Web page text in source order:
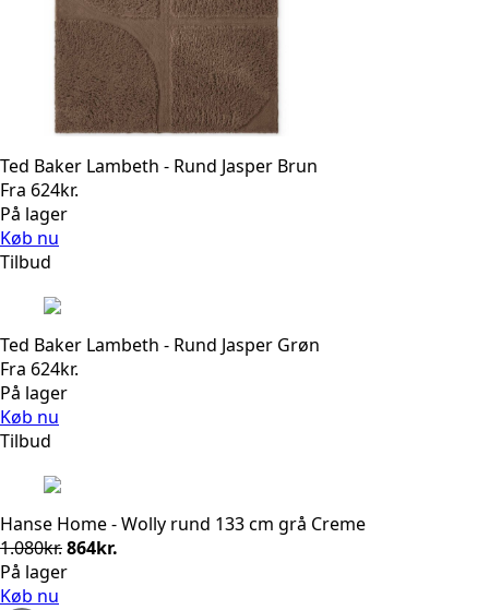
Ted Baker Lambeth - Rund Jasper Brun
Fra 624kr.
På lager
Køb nu
Tilbud
Ted Baker Lambeth - Rund Jasper Grøn
Fra 624kr.
På lager
Køb nu
Tilbud
Hanse Home - Wolly rund 133 cm grå Creme
1.080kr.Den
oprindelige
864kr.
På lager
Køb nu